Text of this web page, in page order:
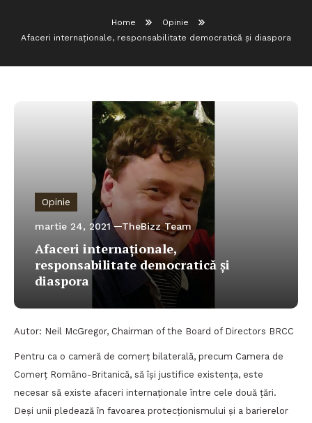
Home
Opinie
Afaceri internaționale, responsabilitate democratică și diaspora
Opinie
martie 24, 2021 TheBizz Team
Afaceri internaționale,
responsabilitate democratică și
diaspora
Autor: Neil McGregor, Chairman of the Board of Directors BRCC
Pentru ca o cameră de comerț bilaterală, precum Camera de
Comerț Româno-Britanică, să își justifice existența, este
necesar să existe afaceri internaționale între cele două țări.
Deși unii pledează în favoarea protecționismului și a barierelor